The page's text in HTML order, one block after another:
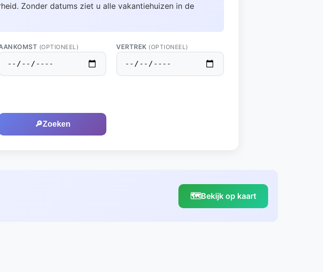
Zonder datums ziet u alle vakantiehuizen in de
(OPTIONEEL) VERTREK (OPTIONEEL)
🔎Zoeken
🗺️Bekijk op kaart